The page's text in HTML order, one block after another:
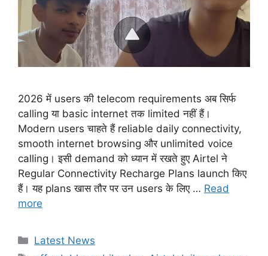
2026 में users की telecom requirements अब सिर्फ
calling या basic internet तक limited नहीं हैं।
Modern users चाहते हैं reliable daily connectivity,
smooth internet browsing और unlimited voice
calling। इसी demand को ध्यान में रखते हुए Airtel ने
Regular Connectivity Recharge Plans launch किए
हैं। यह plans खास तौर पर उन users के लिए … Read
more
Categories
Latest News